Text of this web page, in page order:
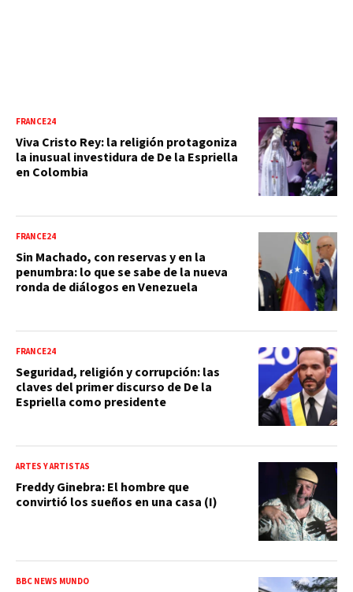
FRANCE24
Viva Cristo Rey: la religión protagoniza
la inusual investidura de De la Espriella
en Colombia
FRANCE24
Sin Machado, con reservas y en la
penumbra: lo que se sabe de la nueva
ronda de diálogos en Venezuela
FRANCE24
Seguridad, religión y corrupción: las
claves del primer discurso de De la
Espriella como presidente
ARTES Y ARTISTAS
Freddy Ginebra: El hombre que
convirtió los sueños en una casa (I)
BBC NEWS MUNDO